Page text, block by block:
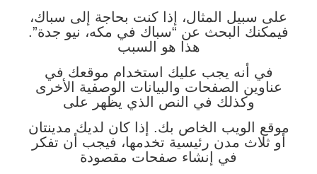
على سبيل المثال، إذا كنت بحاجة إلى سباك،
فيمكنك البحث عن “سباك في مكه، نيو جدة”.
هذا هو السبب
في أنه يجب عليك استخدام موقعك في
عناوين الصفحات والبيانات الوصفية الأخرى
وكذلك في النص الذي يظهر على
موقع الويب الخاص بك. إذا كان لديك مدينتان
أو ثلاث مدن رئيسية تخدمها، فيجب أن تفكر
في إنشاء صفحات مقصودة